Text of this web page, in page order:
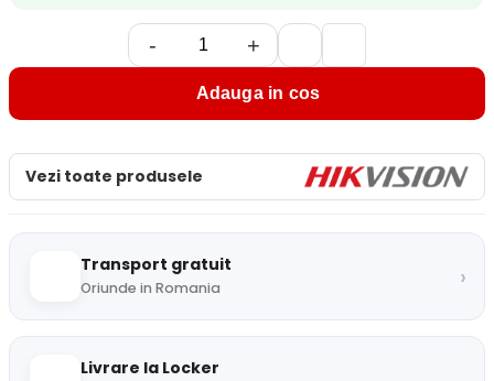
- +
Adauga in cos
Vezi toate produsele
Transport gratuit
Oriunde in Romania ›
Livrare la Locker